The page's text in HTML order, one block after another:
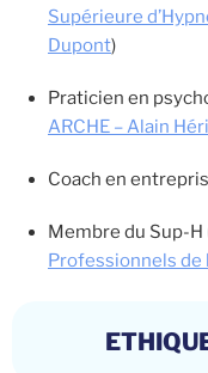
Supérieure
Dupont)
Praticien en
ARCHE – Alain
Coach en
Membre du Sup-H
Professionnels de